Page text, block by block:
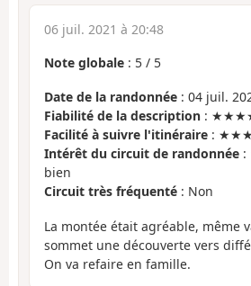
06 juil. 2021 à 20:48
Note globale : 5 / 5
Date de la randonnée : 04 juil.
Fiabilité de la description :
Facilité à suivre l'itinéraire :
Intérêt du circuit de randonnée
bien
Circuit très fréquenté : Non
La montée était agréable, même
sommet une découverte vers
On va refaire en famille.